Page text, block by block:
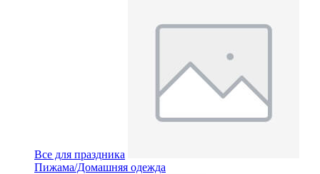
Все для праздника
Пижама/Домашняя одежда